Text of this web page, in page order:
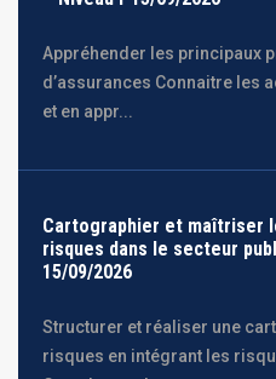
Appréhender les principaux
d’assurances Connaitre les
et en appr...
Cartographier et maîtriser
risques dans le secteur
15/09/2026
Structurer et réaliser une
risques en intégrant les